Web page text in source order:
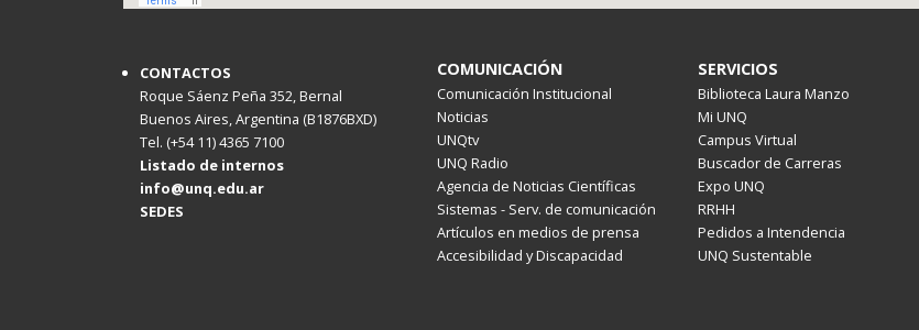
CONTACTOS
Roque Sáenz Peña 352, Bernal
Buenos Aires, Argentina (B1876BXD)
Tel. (+54 11) 4365 7100
Listado de internos
info@unq.edu.ar
SEDES
COMUNICACIÓN
Comunicación Institucional
Noticias
UNQtv
UNQ Radio
Agencia de Noticias Científicas
Sistemas - Serv. de comunicación
Artículos en medios de prensa
Accesibilidad y Discapacidad
SERVICIOS
Biblioteca Laura Manzo
Mi UNQ
Campus Virtual
Buscador de Carreras
Expo UNQ
RRHH
Pedidos a Intendencia
UNQ Sustentable